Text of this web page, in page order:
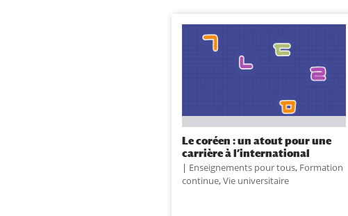
Le coréen : un atout pour une
carrière à l’international
| Enseignements pour tous, Formation
continue,Vie universitaire